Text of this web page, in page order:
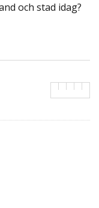
och stad idag?